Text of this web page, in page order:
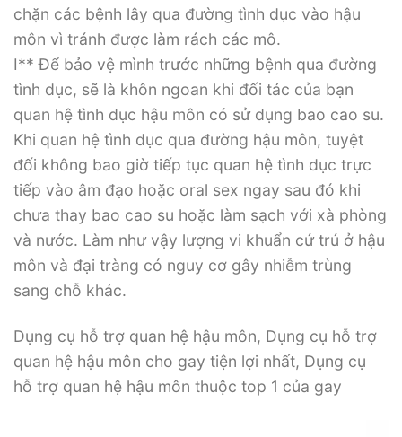
chặn các bệnh lây qua đường tình dục vào hậu
môn vì tránh được làm rách các mô.
I** Để bảo vệ mình trước những bệnh qua đường
tình dục, sẽ là khôn ngoan khi đối tác của bạn
quan hệ tình dục hậu môn có sử dụng bao cao su.
Khi quan hệ tình dục qua đường hậu môn, tuyệt
đối không bao giờ tiếp tục quan hệ tình dục trực
tiếp vào âm đạo hoặc oral sex ngay sau đó khi
chưa thay bao cao su hoặc làm sạch với xà phòng
và nước. Làm như vậy lượng vi khuẩn cứ trú ở hậu
môn và đại tràng có nguy cơ gây nhiễm trùng
sang chỗ khác.
Dụng cụ hỗ trợ quan hệ hậu môn, Dụng cụ hỗ trợ
quan hệ hậu môn cho gay tiện lợi nhất, Dụng cụ
hỗ trợ quan hệ hậu môn thuộc top 1 của gay